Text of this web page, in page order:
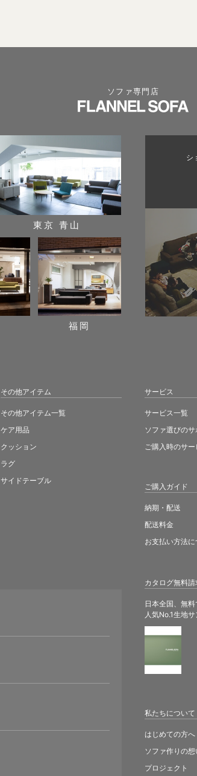
ソファ専門店
カタログ無料請
日本全国、無料
人気No.1生地サ
東京 青山
福岡
シ
その他アイテム
その他アイテム一覧
ケア用品
クッション
ラグ
サイドテーブル
サービス
サービス一覧
ソファ選びのサ
ご購入時のサー
ご購入ガイド
納期・配送
配送料金
お支払い方法に
私たちについて
はじめての方へ
ソファ作りの想
プロジェクト